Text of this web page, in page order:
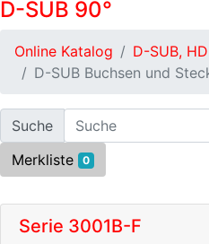
D-SUB 90°
Online Katalog
D-SUB,
D-SUB Buchsen und
Suche
Merkliste
0
Serie 3001B-F